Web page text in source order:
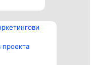
Контакти